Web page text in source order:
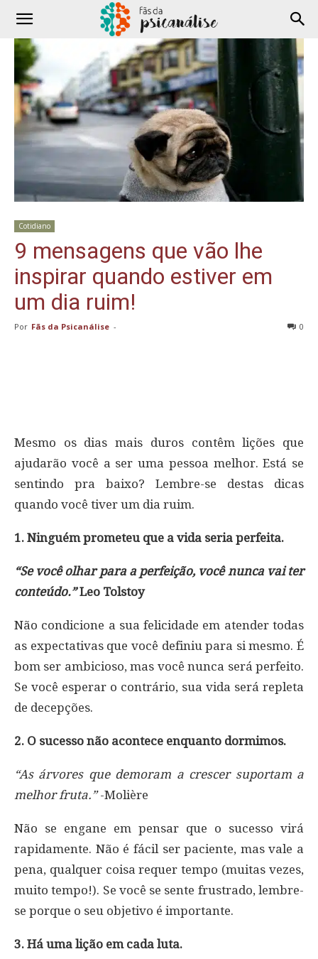
Cotidiano
9 mensagens que vão lhe
inspirar quando estiver em
um dia ruim!
Por Fãs da Psicanálise - 0
Mesmo os dias mais duros contêm lições que
ajudarão você a ser uma pessoa melhor. Está se
sentindo pra baixo? Lembre-se destas dicas
quando você tiver um dia ruim.
1. Ninguém prometeu que a vida seria perfeita.
“Se você olhar para a perfeição, você nunca vai ter
conteúdo.”Leo Tolstoy
Não condicione a sua felicidade em atender todas
as expectativas que você definiu para si mesmo. É
bom ser ambicioso, mas você nunca será perfeito.
Se você esperar o contrário, sua vida será repleta
de decepções.
2. O sucesso não acontece enquanto dormimos.
“As árvores que demoram a crescer suportam a
melhor fruta.”-Molière
Não se engane em pensar que o sucesso virá
rapidamente. Não é fácil ser paciente, mas vale a
pena, qualquer coisa requer tempo (muitas vezes,
muito tempo!). Se você se sente frustrado, lembre-
se porque o seu objetivo é importante.
3. Há uma lição em cada luta.